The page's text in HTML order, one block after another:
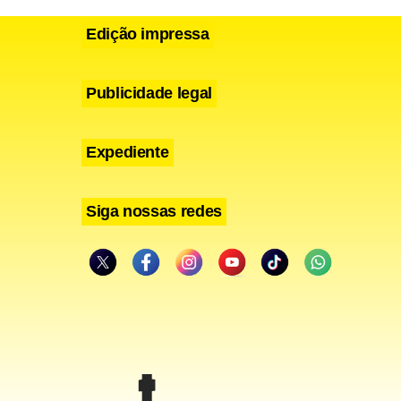
de
desde
Edição impressa
Publicidade legal
Expediente
Siga nossas redes